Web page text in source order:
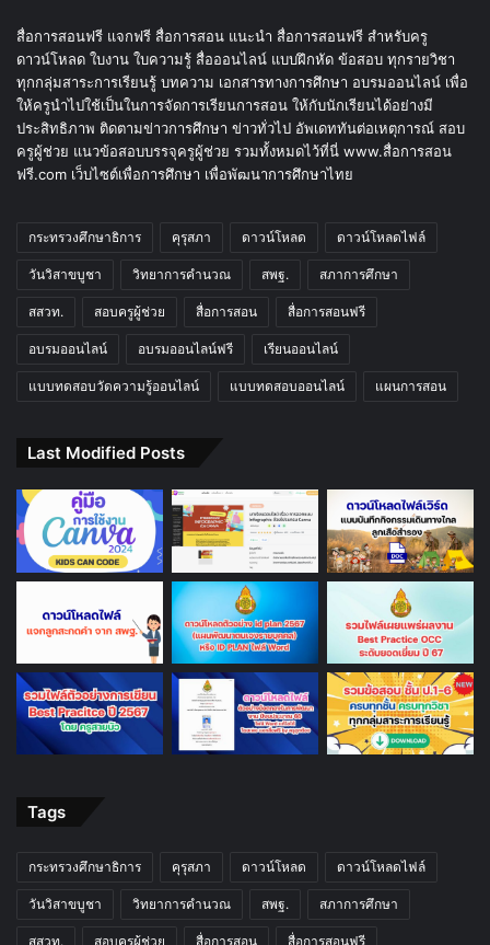
สื่อการสอนฟรี แจกฟรี สื่อการสอน แนะนำ สื่อการสอนฟรี สำหรับครู
ดาวน์โหลด ใบงาน ใบความรู้ สื่อออนไลน์ แบบฝึกหัด ข้อสอบ ทุกรายวิชา
ทุกกลุ่มสาระการเรียนรู้ บทความ เอกสารทางการศึกษา อบรมออนไลน์ เพื่อ
ให้ครูนำไปใช้เป็นในการจัดการเรียนการสอน ให้กับนักเรียนได้อย่างมี
ประสิทธิภาพ ติดตามข่าวการศึกษา ข่าวทั่วไป อัพเดททันต่อเหตุการณ์ สอบ
ครูผู้ช่วย แนวข้อสอบบรรจุครูผู้ช่วย รวมทั้งหมดไว้ที่นี่ www.สื่อการสอน
ฟรี.com เว็บไซต์เพื่อการศึกษา เพื่อพัฒนาการศึกษาไทย
กระทรวงศึกษาธิการ คุรุสภา ดาวน์โหลด ดาวน์โหลดไฟล์
วันวิสาขบูชา วิทยาการคำนวณ สพฐ. สภาการศึกษา
สสวท. สอบครูผู้ช่วย สื่อการสอน สื่อการสอนฟรี
อบรมออนไลน์ อบรมออนไลน์ฟรี เรียนออนไลน์
แบบทดสอบวัดความรู้ออนไลน์ แบบทดสอบออนไลน์ แผนการสอน
Last Modified Posts
Tags
กระทรวงศึกษาธิการ คุรุสภา ดาวน์โหลด ดาวน์โหลดไฟล์
วันวิสาขบูชา วิทยาการคำนวณ สพฐ. สภาการศึกษา
สสวท. สอบครูผู้ช่วย สื่อการสอน สื่อการสอนฟรี